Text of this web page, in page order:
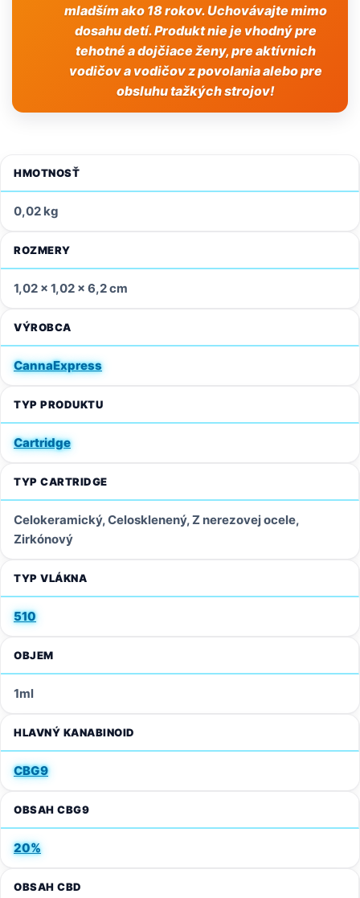
mladším ako 18 rokov. Uchovávajte mimo
dosahu detí. Produkt nie je vhodný pre
tehotné a dojčiace ženy, pre aktívnich
vodičov a vodičov z povolania alebo pre
obsluhu tažkých strojov!
HMOTNOSŤ
0,02 kg
ROZMERY
1,02 × 1,02 × 6,2 cm
VÝROBCA
CannaExpress
TYP PRODUKTU
Cartridge
TYP CARTRIDGE
Celokeramický, Celosklenený, Z nerezovej ocele,
Zirkónový
TYP VLÁKNA
510
OBJEM
1ml
HLAVNÝ KANABINOID
CBG9
OBSAH CBG9
20%
OBSAH CBD